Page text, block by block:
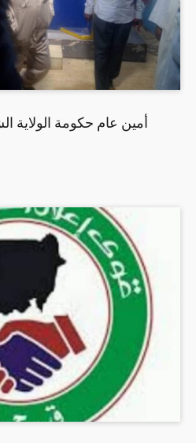
أمين عام حكومة الولاية